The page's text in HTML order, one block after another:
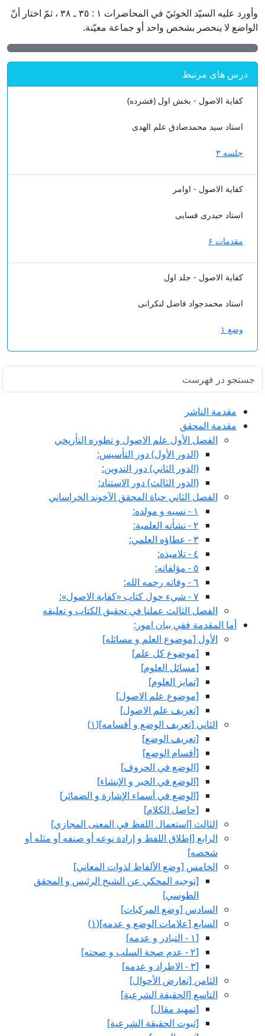
وأورد عليه السيّد الخوئيّ في المحاضرات ١ : ٣٥ ـ ٣٨ ، ثمّ اختار أنّ
الواضع لا ينحصر بشخص واحد أو جماعة معيّنة.
درس های مرتبط
کفایة الاصول - بخش اول (فشرده)
استاد سید محمدصادق علم الهدی
جلسه ۳
کفایة الاصول - اوامر
استاد حیدری فسایی
مقدمات ۶
کفایة الاصول - جلد اول
استاد محمدجواد فاضل لنکرانی
وضع ۱
مقدمة الناشر
مقدمة المحقق
الفصل الأول علم الاصول و تطوره التأريخي
(الدور الأول) دور التأسيس:
(الدور الثاني) دور التدوين:
(الدور الثالث) دور الاستناد:
الفصل الثاني حياة المحقق الآخوند الخراساني
١ - نسبه و مولده:
٢ - نشأته العلمية:
٣ - عطاؤه العلمي:
٤ - تلاميذه:
٥ - مؤلفاته:
٦ - وفاته رحمه الله:
٧ - شي‏ء حول كتاب «كفاية الاصول»:
الفصل الثالث عملنا في تحقيق الكتاب و تعليقه
أما المقدمة ففي بيان امور:
الأول‏ [موضوع العلم و مسائله‏]
[موضوع كل علم‏]
[مسائل العلوم‏]
[تمايز العلوم‏]
[موضوع علم الاصول‏]
[تعريف علم الاصول‏]
الثاني‏ [تعريف الوضع و أقسامه‏](١)
[تعريف الوضع‏]
[أقسام الوضع‏]
[الوضع في الحروف‏]
[الوضع في الخبر و الإنشاء]
[الوضع في أسماء الإشارة و الضمائر]
[حاصل الكلام‏]
الثالث‏ [استعمال اللفظ في المعنى المجازي‏]
الرابع‏ [إطلاق اللفظ و إرادة نوعه أو صنفه أو مثله أو
شخصه‏]
الخامس‏ [وضع الألفاظ لذوات المعاني‏]
[توجيه المحكي عن الشيخ الرئيس و المحقق
الطوسي‏]
السادس‏ [وضع المركبات‏]
السابع‏ [علامات الوضع و عدمه‏](١)
[١ - التبادر و عدمه‏]
[٢ - عدم صحة السلب و صحته‏]
[٣ - الاطراد و عدمه‏]
الثامن‏ [تعارض الأحوال‏]
التاسع‏ [الحقيقة الشرعية]
[تمهيد مقال‏]
[ثبوت الحقيقة الشرعية]